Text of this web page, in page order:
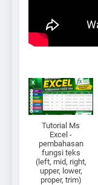
Tutorial Ms
Excel -
pembahasan
fungsi teks
(left, mid, right,
upper, lower,
proper, trim)